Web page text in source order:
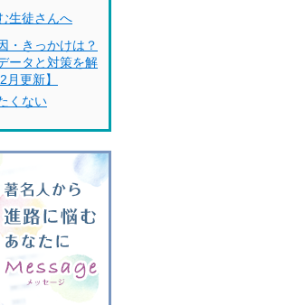
生徒さんへ
・きっかけは？
ータと対策を解
更新】
くない